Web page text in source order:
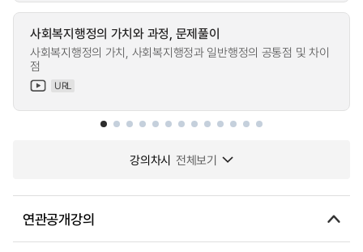
사회복지행정의 가치와 과정, 문제풀이
사회복지행정의 가치, 사회복지행정과 일반행정의 공통점 및 차이
점
URL
강의차시 전체보기
연관공개강의